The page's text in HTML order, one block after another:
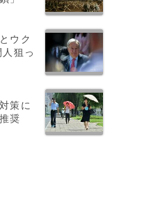
ウク
狙っ
策に
奨